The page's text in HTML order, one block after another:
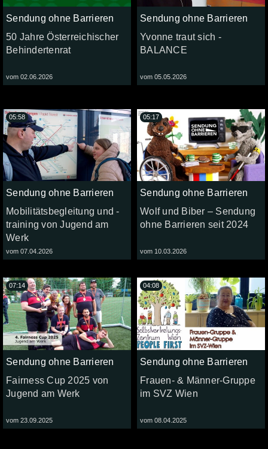
Sendung ohne Barrieren
50 Jahre Österreichischer
Behindertenrat
vom 02.06.2026
Sendung ohne Barrieren
Yvonne traut sich -
BALANCE
vom 05.05.2026
Sendung ohne Barrieren
Mobilitätsbegleitung und -
training von Jugend am
Werk
vom 07.04.2026
05:58
Sendung ohne Barrieren
Wolf und Biber – Sendung
ohne Barrieren seit 2024
vom 10.03.2026
05:17
Sendung ohne Barrieren
Fairness Cup 2025 von
Jugend am Werk
vom 23.09.2025
07:14
Sendung ohne Barrieren
Frauen- & Männer-Gruppe
im SVZ Wien
vom 08.04.2025
04:08